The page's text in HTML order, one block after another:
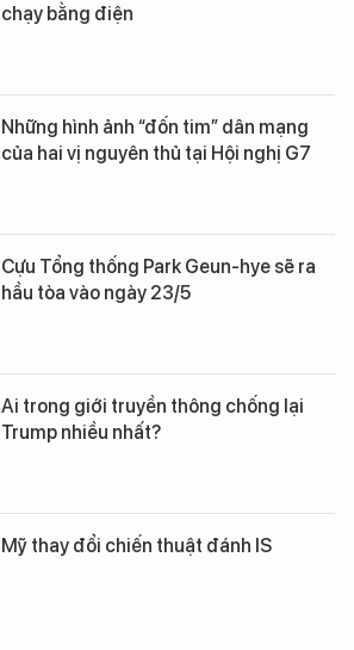
chạy bằng điện
Những hình ảnh “đốn tim” dân mạng
của hai vị nguyên thủ tại Hội nghị G7
Cựu Tổng thống Park Geun-hye sẽ ra
hầu tòa vào ngày 23/5
Ai trong giới truyền thông chống lại
Trump nhiều nhất?
Mỹ thay đổi chiến thuật đánh IS